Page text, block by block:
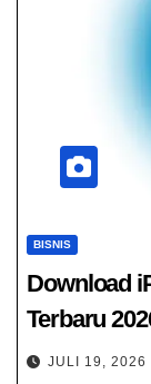
BISNIS
Download
Terbaru
JULI 19, 2026